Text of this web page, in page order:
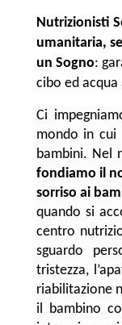
Nutrizionisti
umanitaria,
un Sogno:
cibo ed
Ci
mondo in cui
bambini. Nel
fondiamo il
sorriso ai
quando si
centro
sguardo
tristezza,
riabilitazione
il bambino